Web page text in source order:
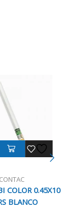
CONTAC
COLOR 0.45X10
BLANCO